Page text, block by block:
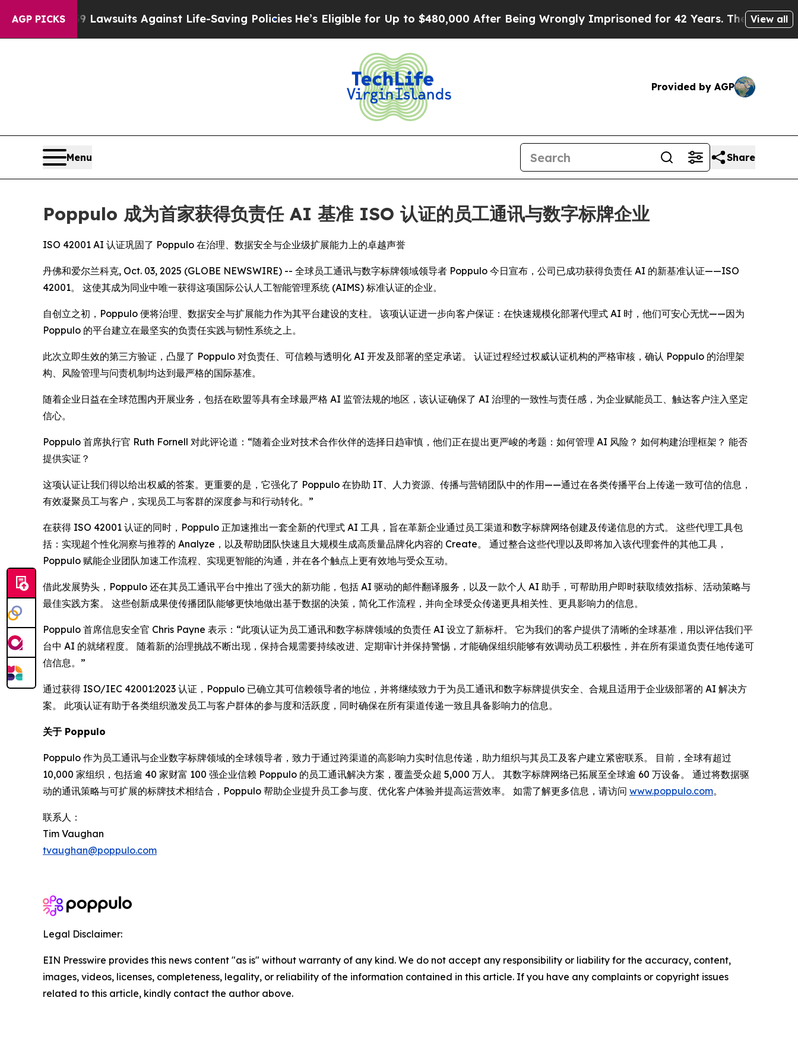
AGP PICKS
239 Lawsuits Against Life-Saving PoliciesHe’s Eligible for Up to $480,000 After Being Wrongly Imprisoned for 42 Years. The State Says No.
View all
Provided by AGP
Menu Share
Poppulo 成为首家获得负责任 AI 基准 ISO 认证的员工通讯与数字标牌企业
ISO 42001 AI 认证巩固了 Poppulo 在治理、数据安全与企业级扩展能力上的卓越声誉
丹佛和爱尔兰科克, Oct. 03, 2025 (GLOBE NEWSWIRE) -- 全球员工通讯与数字标牌领域领导者 Poppulo 今日宣布，公司已成功获得负责任 AI 的新基准认证——ISO
42001。 这使其成为同业中唯一获得这项国际公认人工智能管理系统 (AIMS) 标准认证的企业。
自创立之初，Poppulo 便将治理、数据安全与扩展能力作为其平台建设的支柱。 该项认证进一步向客户保证：在快速规模化部署代理式 AI 时，他们可安心无忧——因为
Poppulo 的平台建立在最坚实的负责任实践与韧性系统之上。
此次立即生效的第三方验证，凸显了 Poppulo 对负责任、可信赖与透明化 AI 开发及部署的坚定承诺。 认证过程经过权威认证机构的严格审核，确认 Poppulo 的治理架
构、风险管理与问责机制均达到最严格的国际基准。
随着企业日益在全球范围内开展业务，包括在欧盟等具有全球最严格 AI 监管法规的地区，该认证确保了 AI 治理的一致性与责任感，为企业赋能员工、触达客户注入坚定
信心。
Poppulo 首席执行官 Ruth Fornell 对此评论道：“随着企业对技术合作伙伴的选择日趋审慎，他们正在提出更严峻的考题：如何管理 AI 风险？ 如何构建治理框架？ 能否
提供实证？
这项认证让我们得以给出权威的答案。更重要的是，它强化了 Poppulo 在协助 IT、人力资源、传播与营销团队中的作用——通过在各类传播平台上传递一致可信的信息，
有效凝聚员工与客户，实现员工与客群的深度参与和行动转化。”
在获得 ISO 42001 认证的同时，Poppulo 正加速推出一套全新的代理式 AI 工具，旨在革新企业通过员工渠道和数字标牌网络创建及传递信息的方式。 这些代理工具包
括：实现超个性化洞察与推荐的 Analyze ，以及帮助团队快速且大规模生成高质量品牌化内容的 Create。 通过整合这些代理以及即将加入该代理套件的其他工具，
Poppulo 赋能企业团队加速工作流程、实现更智能的沟通，并在各个触点上更有效地与受众互动。
借此发展势头，Poppulo 还在其员工通讯平台中推出了强大的新功能，包括 AI 驱动的邮件翻译服务，以及一款个人 AI 助手，可帮助用户即时获取绩效指标、活动策略与
最佳实践方案。 这些创新成果使传播团队能够更快地做出基于数据的决策，简化工作流程，并向全球受众传递更具相关性、更具影响力的信息。
Poppulo 首席信息安全官 Chris Payne 表示：“此项认证为员工通讯和数字标牌领域的负责任 AI 设立了新标杆。 它为我们的客户提供了清晰的全球基准，用以评估我们平
台中 AI 的就绪程度。 随着新的治理挑战不断出现，保持合规需要持续改进、定期审计并保持警惕，才能确保组织能够有效调动员工积极性，并在所有渠道负责任地传递可
信信息。”
通过获得 ISO/IEC 42001:2023 认证，Poppulo 已确立其可信赖领导者的地位，并将继续致力于为员工通讯和数字标牌提供安全、合规且适用于企业级部署的 AI 解决方
案。 此项认证有助于各类组织激发员工与客户群体的参与度和活跃度，同时确保在所有渠道传递一致且具备影响力的信息。
关于 Poppulo
Poppulo 作为员工通讯与企业数字标牌领域的全球领导者，致力于通过跨渠道的高影响力实时信息传递，助力组织与其员工及客户建立紧密联系。 目前，全球有超过
10,000 家组织，包括逾 40 家财富 100 强企业信赖 Poppulo 的员工通讯解决方案，覆盖受众超 5,000 万人。 其数字标牌网络已拓展至全球逾 60 万设备。 通过将数据驱
动的通讯策略与可扩展的标牌技术相结合，Poppulo 帮助企业提升员工参与度、优化客户体验并提高运营效率。 如需了解更多信息，请访问 www.poppulo.com。
联系人：
Tim Vaughan
tvaughan@poppulo.com
Legal Disclaimer:
EIN Presswire provides this news content "as is" without warranty of any kind. We do not accept any responsibility or liability for the accuracy, content,
images, videos, licenses, completeness, legality, or reliability of the information contained in this article. If you have any complaints or copyright issues
related to this article, kindly contact the author above.